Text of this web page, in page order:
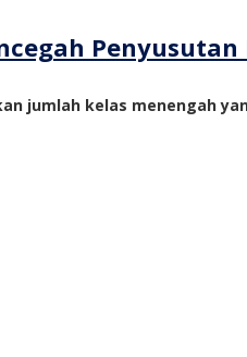
Penyusutan
jumlah kelas menengah